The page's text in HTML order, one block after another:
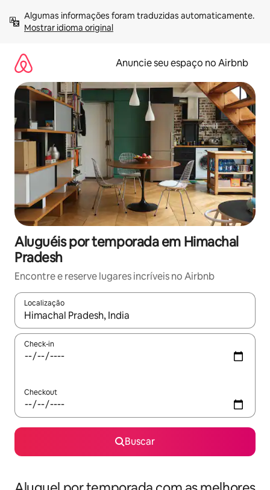
para
Mostrar idioma original
Anuncie seu espaço no Airbnb
Aluguéis por temporada em Himachal
Pradesh
Encontre e reserve lugares incríveis no Airbnb
Localização
Quando os resultados estiverem disponíveis, explore-os
Check-in
Checkout
Buscar